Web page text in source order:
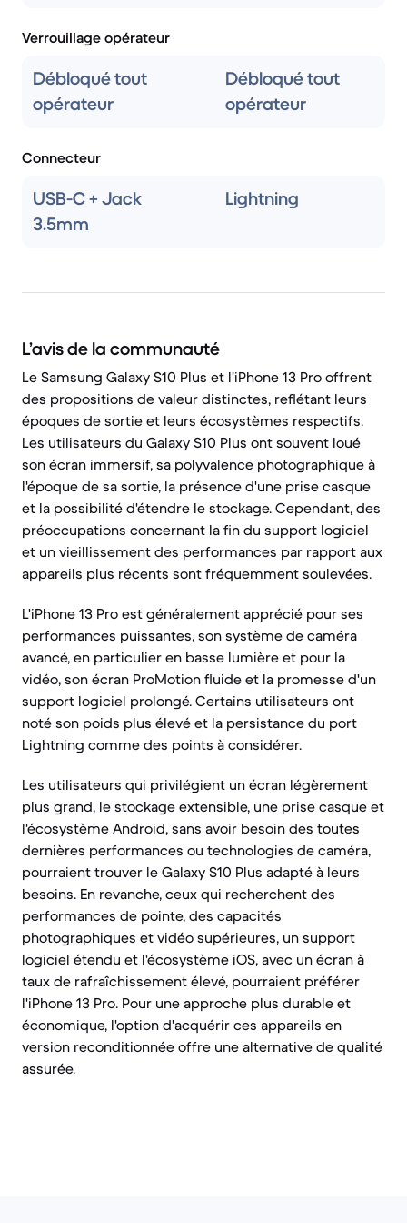
Verrouillage opérateur
Débloqué tout
opérateur
Débloqué tout
opérateur
Connecteur
USB-C + Jack
3.5mm
Lightning
L’avis de la communauté
Le Samsung Galaxy S10 Plus et l'iPhone 13 Pro offrent
des propositions de valeur distinctes, reflétant leurs
époques de sortie et leurs écosystèmes respectifs.
Les utilisateurs du Galaxy S10 Plus ont souvent loué
son écran immersif, sa polyvalence photographique à
l'époque de sa sortie, la présence d'une prise casque
et la possibilité d'étendre le stockage. Cependant, des
préoccupations concernant la fin du support logiciel
et un vieillissement des performances par rapport aux
appareils plus récents sont fréquemment soulevées.
L'iPhone 13 Pro est généralement apprécié pour ses
performances puissantes, son système de caméra
avancé, en particulier en basse lumière et pour la
vidéo, son écran ProMotion fluide et la promesse d'un
support logiciel prolongé. Certains utilisateurs ont
noté son poids plus élevé et la persistance du port
Lightning comme des points à considérer.
Les utilisateurs qui privilégient un écran légèrement
plus grand, le stockage extensible, une prise casque et
l'écosystème Android, sans avoir besoin des toutes
dernières performances ou technologies de caméra,
pourraient trouver le Galaxy S10 Plus adapté à leurs
besoins. En revanche, ceux qui recherchent des
performances de pointe, des capacités
photographiques et vidéo supérieures, un support
logiciel étendu et l'écosystème iOS, avec un écran à
taux de rafraîchissement élevé, pourraient préférer
l'iPhone 13 Pro. Pour une approche plus durable et
économique, l'option d'acquérir ces appareils en
version reconditionnée offre une alternative de qualité
assurée.